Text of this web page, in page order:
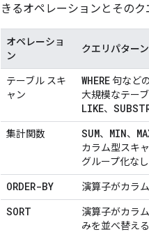
きるオペレーションとそのク
オペレーショ
ン
クエリパターン
テーブル スキ
ャン
WHERE 句など
大規模なテー
LIKE、
集計関数 SUM、 MIN、
カラム型スキ
グループ化な
ORDER-BY 演算子がカラ
SORT
演算子がカラ
みを並べ替え